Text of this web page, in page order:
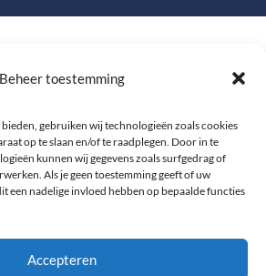
Beheer toestemming
gebruiken wij technologieën zoals cookies
op te slaan en/of te raadplegen. Door in te
kunnen wij gegevens zoals surfgedrag of
Als je geen toestemming geeft of uw
een nadelige invloed hebben op bepaalde functies
Accepteren
2